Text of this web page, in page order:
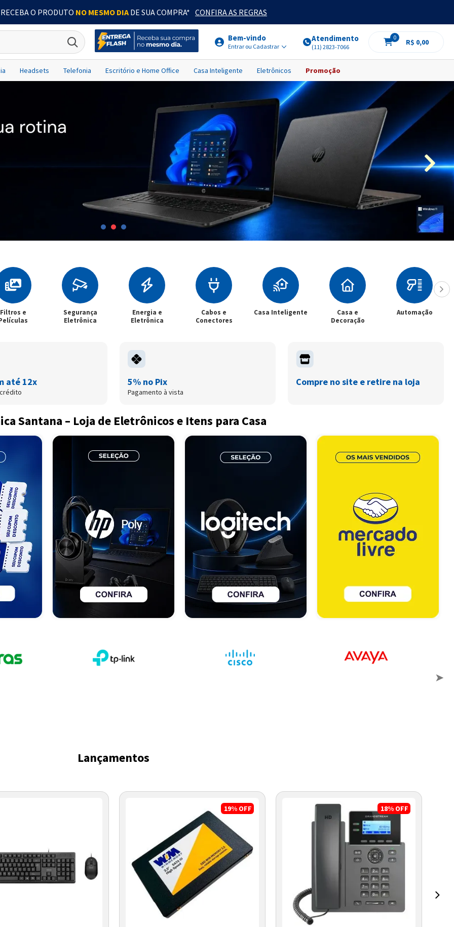
RECEBA O PRODUTO NO MESMO DIADE SUA COMPRA* CONFIRA AS REGRAS
Bem-vindo
Entrar ou Cadastrar
Atendimento
(11) 2823-7066
0
R$ 0,00
Headsets Telefonia Escritório e Home Office Casa Inteligente Eletrônicos Promoção
Filtros e
Segurança
Eletrônica
Energia e
Eletrônica
Cabos e
Conectores
Casa Inteligente
Casa e
Decoração
Automação
até 12x 5% no Pix
Pagamento à vista
Compre no site e retire na loja
Santana – Loja de Eletrônicos e Itens para Casa
Lançamentos
19% OFF 18% OFF